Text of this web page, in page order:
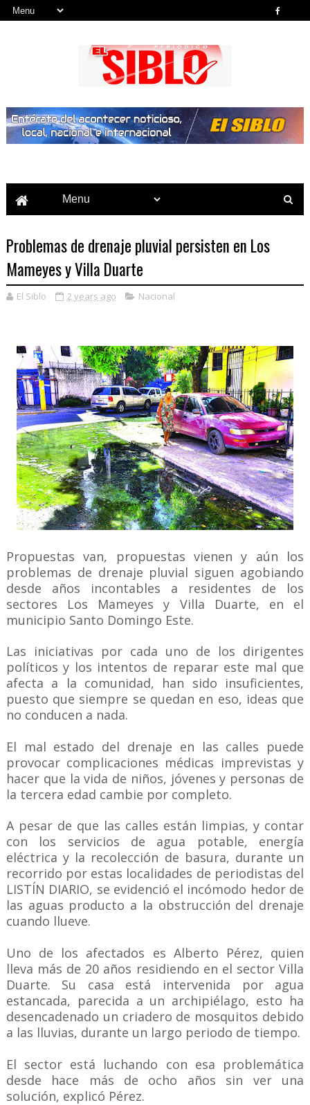
Problemas de drenaje pluvial persisten en Los
Mameyes y Villa Duarte
El Siblo 2 years ago Nacional
Propuestas van, propuestas vienen y aún los
problemas de drenaje pluvial siguen agobiando
desde años incontables a residentes de los
sectores Los Mameyes y Villa Duarte, en el
municipio Santo Domingo Este.
Las iniciativas por cada uno de los dirigentes
políticos y los intentos de reparar este mal que
afecta a la comunidad, han sido insuficientes,
puesto que siempre se quedan en eso, ideas que
no conducen a nada.
El mal estado del drenaje en las calles puede
provocar complicaciones médicas imprevistas y
hacer que la vida de niños, jóvenes y personas de
la tercera edad cambie por completo.
A pesar de que las calles están limpias, y contar
con los servicios de agua potable, energía
eléctrica y la recolección de basura, durante un
recorrido por estas localidades de periodistas del
LISTÍN DIARIO, se evidenció el incómodo hedor de
las aguas producto a la obstrucción del drenaje
cuando llueve.
Uno de los afectados es Alberto Pérez, quien
lleva más de 20 años residiendo en el sector Villa
Duarte. Su casa está intervenida por agua
estancada, parecida a un archipiélago, esto ha
desencadenado un criadero de mosquitos debido
a las lluvias, durante un largo periodo de tiempo.
El sector está luchando con esa problemática
desde hace más de ocho años sin ver una
solución, explicó Pérez.